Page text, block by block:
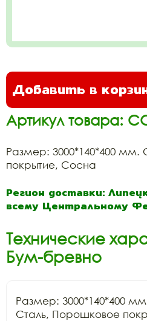
Добавить в
Артикул товара:
Размер: 3000*140*400 мм.
покрытие, Сосна
Регион доставки:
всему Центральному
Технические
Бум-бревно
Размер: 3000*140*400
Сталь, Порошковое